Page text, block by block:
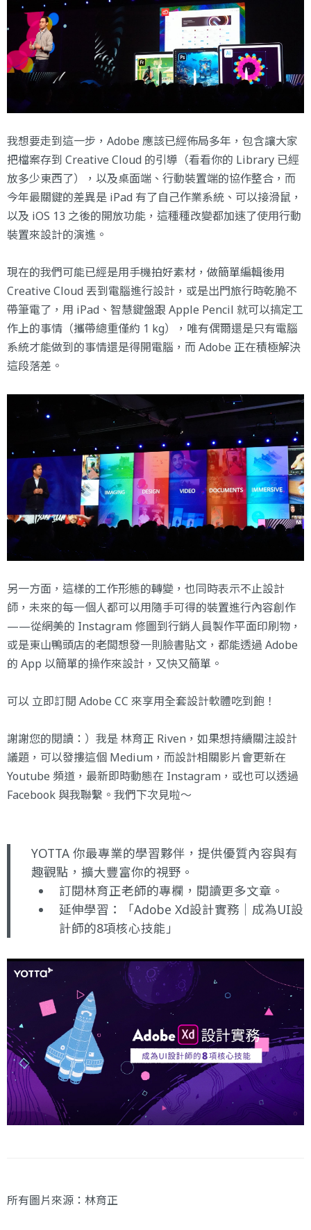
我想要走到這一步，Adobe 應該已經佈局多年，包含讓大家
把檔案存到 Creative Cloud 的引導（看看你的 Library 已經
放多少東西了），以及桌面端、行動裝置端的協作整合，而
今年最關鍵的差異是 iPad 有了自己作業系統、可以接滑鼠，
以及 iOS 13 之後的開放功能，這種種改變都加速了使用行動
裝置來設計的演進。
現在的我們可能已經是用手機拍好素材，做簡單編輯後用
Creative Cloud 丟到電腦進行設計，或是出門旅行時乾脆不
帶筆電了，用 iPad、智慧鍵盤跟 Apple Pencil 就可以搞定工
作上的事情（攜帶總重僅約 1 kg），唯有偶爾還是只有電腦
系統才能做到的事情還是得開電腦，而 Adobe 正在積極解決
這段落差。
另一方面，這樣的工作形態的轉變，也同時表示不止設計
師，未來的每一個人都可以用隨手可得的裝置進行內容創作
——從網美的 Instagram 修圖到行銷人員製作平面印刷物，
或是東山鴨頭店的老闆想發一則臉書貼文，都能透過 Adobe
的 App 以簡單的操作來設計，又快又簡單。
可以立即訂閱 Adobe CC 來享用全套設計軟體吃到飽！
謝謝您的閱讀：）我是林育正 Riven ，如果想持續關注設計
議題，可以發摟這個 Medium，而設計相關影片會更新在
Youtube 頻道 ，最新即時動態在 Instagram ，或也可以透過
Facebook 與我聯繫。我們下次見啦～
YOTTA 你最專業的學習夥伴，提供優質內容與有
趣觀點，擴大豐富你的視野。
訂閱林育正老師的專欄 ，閱讀更多文章。
延伸學習：
「Adobe Xd設計實務｜成為UI設
計師的8項核心技能」
所有圖片來源：林育正